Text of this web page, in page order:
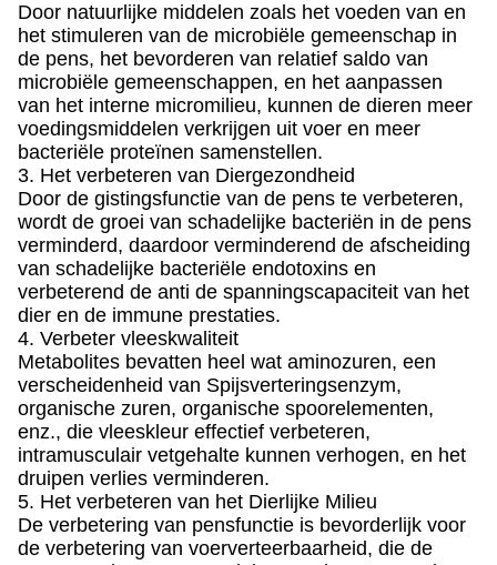
Door natuurlijke middelen zoals het voeden van en
het stimuleren van de microbiële gemeenschap in
de pens, het bevorderen van relatief saldo van
microbiële gemeenschappen, en het aanpassen
van het interne micromilieu, kunnen de dieren meer
voedingsmiddelen verkrijgen uit voer en meer
bacteriële proteïnen samenstellen.
3. Het verbeteren van Diergezondheid
Door de gistingsfunctie van de pens te verbeteren,
wordt de groei van schadelijke bacteriën in de pens
verminderd, daardoor verminderend de afscheiding
van schadelijke bacteriële endotoxins en
verbeterend de anti de spanningscapaciteit van het
dier en de immune prestaties.
4. Verbeter vleeskwaliteit
Metabolites bevatten heel wat aminozuren, een
verscheidenheid van Spijsverteringsenzym,
organische zuren, organische spoorelementen,
enz., die vleeskleur effectief verbeteren,
intramusculair vetgehalte kunnen verhogen, en het
druipen verlies verminderen.
5. Het verbeteren van het Dierlijke Milieu
De verbetering van pensfunctie is bevorderlijk voor
de verbetering van voerverteerbaarheid, die de